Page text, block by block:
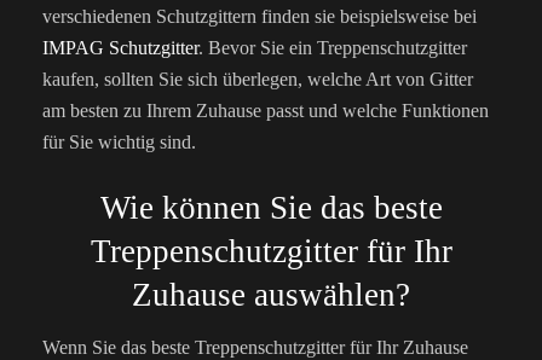
verschiedenen Schutzgittern finden sie beispielsweise bei
IMPAG Schutzgitter. Bevor Sie ein Treppenschutzgitter
kaufen, sollten Sie sich überlegen, welche Art von Gitter
am besten zu Ihrem Zuhause passt und welche Funktionen
für Sie wichtig sind.
Wie können Sie das beste
Treppenschutzgitter für Ihr
Zuhause auswählen?
Wenn Sie das beste Treppenschutzgitter für Ihr Zuhause